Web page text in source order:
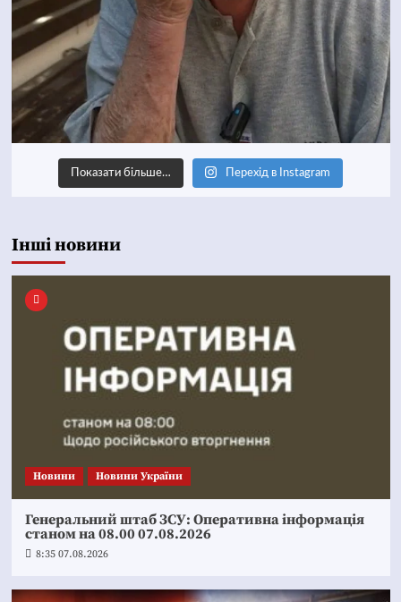
Показати більше… Перехід в Instagram
Інші новини
Новини Новини України
Генеральний штаб ЗСУ: Оперативна інформація
станом на 08.00 07.08.2026
8:35 07.08.2026